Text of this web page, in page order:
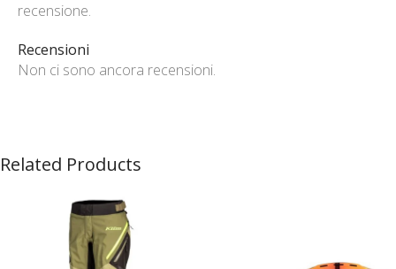
Recensioni
Non ci sono ancora recensioni.
recensione.
Related Products